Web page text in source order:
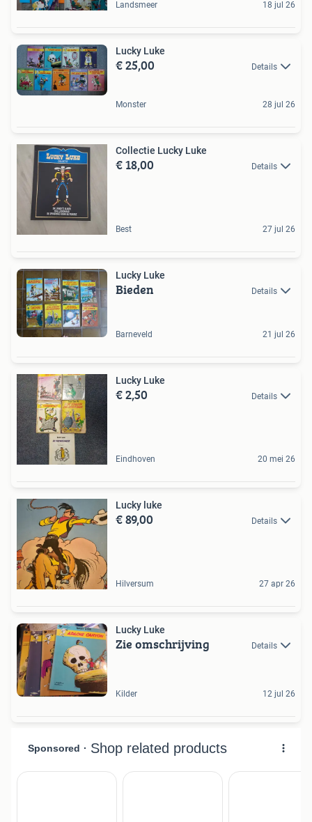
Landsmeer 18 jul 26
Lucky Luke
€ 25,00 Details
Monster 28 jul 26
Collectie Lucky Luke
€ 18,00 Details
Best 27 jul 26
Lucky Luke
Bieden Details
Barneveld 21 jul 26
Lucky Luke
€ 2,50 Details
Eindhoven 20 mei 26
Lucky luke
€ 89,00 Details
Hilversum 27 apr 26
Lucky Luke
Zie omschrijving Details
Kilder 12 jul 26